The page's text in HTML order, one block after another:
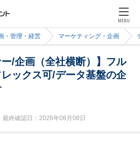
MENU
・管理・経営 マーケティング・企画
ー/企画（全社横断）】フル
ックス可/データ基盤の企
終確認日：2026年08月08日